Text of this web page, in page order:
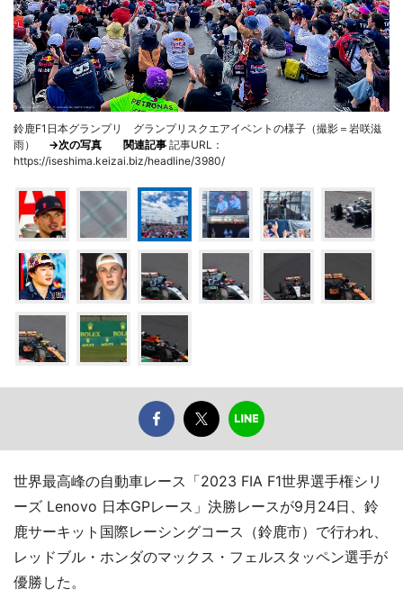
鈴鹿F1日本グランプリ グランプリスクエアイベントの様子（撮影＝岩咲滋
雨） →次の写真 関連記事 記事URL：
https://iseshima.keizai.biz/headline/3980/
世界最高峰の自動車レース「2023 FIA F1世界選手権シリ
ーズ Lenovo 日本GPレース」決勝レースが9月24日、鈴
鹿サーキット国際レーシングコース（鈴鹿市）で行われ、
レッドブル・ホンダのマックス・フェルスタッペン選手が
優勝した。